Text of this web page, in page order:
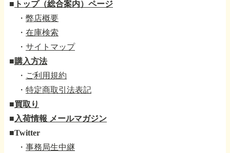
■ トップ（総合案内）ページ
・ 弊店概要
・ 在庫検索
・ サイトマップ
■購入方法
・ ご利用規約
・ 特定商取引法表記
■買取り
■ 入荷情報 メールマガジン
■Twitter
・ 事務局生中継